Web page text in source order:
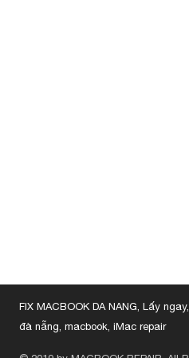
FIX MACBOOK DA NANG, Lấy
đà nẵng, macbook, iMac repair